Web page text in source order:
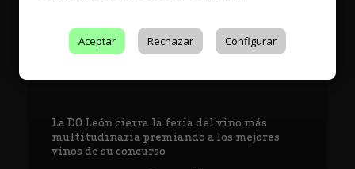
La DO León cierra la feria del vino más
multitudinaria premiando a los mejores
vinos de su concurso
Aceptar Rechazar Configurar